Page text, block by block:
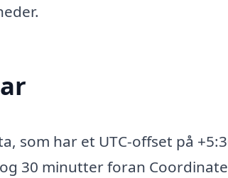
som har et UTC-offset på
30 minutter foran